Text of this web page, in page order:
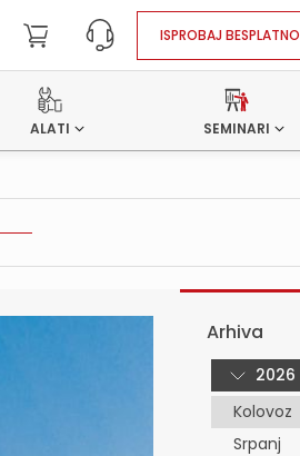
ISPROBAJ BESPLATNO
ALATI SEMINARI
Arhiva
2026
Kolovoz
Srpanj